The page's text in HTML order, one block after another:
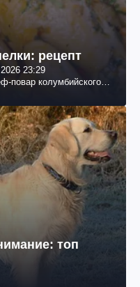
рецепт
23:29
повар колумбийского
топ